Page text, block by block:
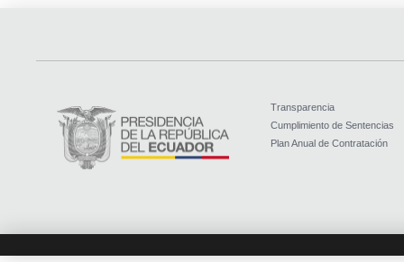
Transparencia
Cumplimiento de Sentencias
Plan Anual de Contratación